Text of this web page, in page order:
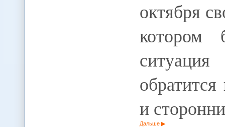
октября
котором
и
Дальше